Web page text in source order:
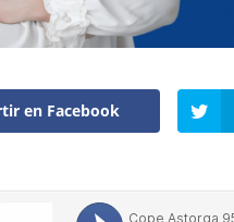
en Facebook